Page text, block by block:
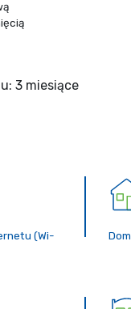
3 miesiące
(Wi-